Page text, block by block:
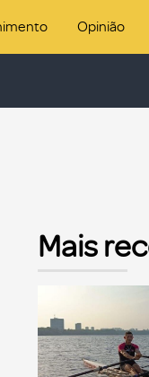
Opinião
Mais